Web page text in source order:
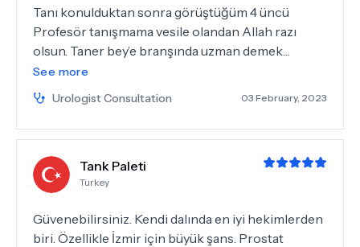
Tanı konulduktan sonra görüştüğüm 4 üncü
Profesör tanışmama vesile olandan Allah razı
olsun. Taner bey’e branşında uzman demek
haksızlık olur gerçekten branşında kendini
aşmış.kendisiyle ilk görüşmemde ikna oldum ve
hemen ameliyat oldum. Görebileceğim en samimi
ve sıcakkanlı ve karşısındakine acayip güven
arkadaşınız gibi samimi Çok şanslıyım ki kendisiyle
bu süreçte yollarım kesişti sayesinde şimdi çok
Mete KULALI.. 14/01/2023
See more
Urologist Consultation
03 February, 2023
Tank Paleti
Turkey
Güvenebilirsiniz. Kendi dalında en iyi hekimlerden
biri. Özellikle İzmir için büyük şans. Prostat